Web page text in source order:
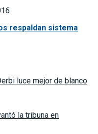
respaldan sistema
luce mejor de blanco
la tribuna en